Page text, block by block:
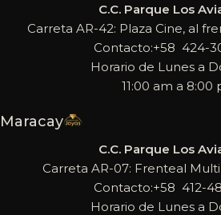
C.C. Parque Los
Carreta AR-42: Plaza Cine, al
Contacto:+58 424-
Horario de Lunes a
11:00 am a 8:00
Maracay
C.C. Parque Los
Carreta AR-07: Frenteal
Contacto:+58 412-
Horario de Lunes a